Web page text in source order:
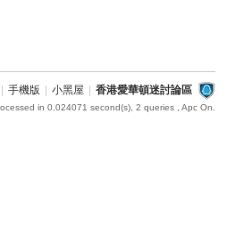
手機版 小黑屋 香港愛華頓迷討論區
in 0.024071 second(s), 2 queries , Apc On.